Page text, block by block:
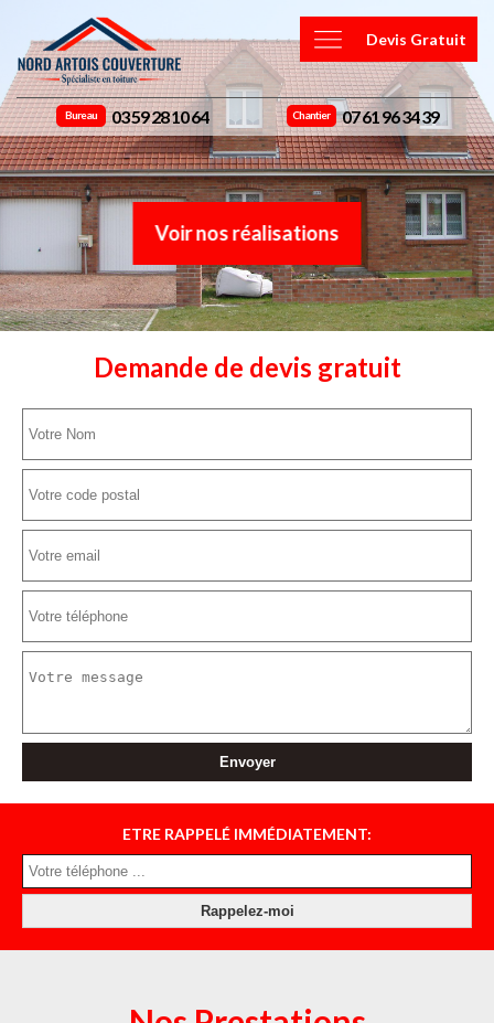
Devis Gratuit
Bureau 03 59 28 10 64 Chantier 07 61 96 34 39
Voir nos réalisations
Demande de devis gratuit
ETRE RAPPELÉ IMMÉDIATEMENT: